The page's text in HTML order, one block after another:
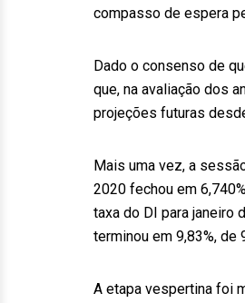
compasso de espera
Dado o consenso de
que, na avaliação dos
projeções futuras
Mais uma vez, a
2020 fechou em
taxa do DI para janeiro
terminou em 9,83%, de
A etapa vespertina foi